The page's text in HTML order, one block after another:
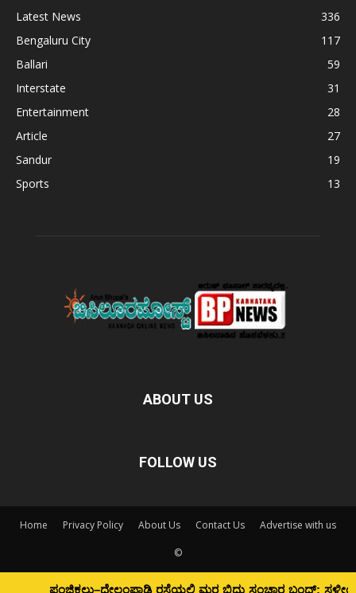
Latest News
336
Bengaluru City
117
Ballari
59
Interstate
31
Entertainment
28
Article
27
Sandur
19
Sports
13
ABOUT US
FOLLOW US
Home Privacy Policy About Us Contact Us Advertise with us
©